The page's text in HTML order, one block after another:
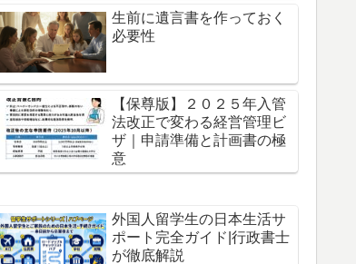
生前に遺言書を作っておく
必要性
【保尊版】２０２５年入管
法改正で変わる経営管理ビ
ザ｜申請準備と計画書の極
意
外国人留学生の日本生活サ
ポート完全ガイド|行政書士
が徹底解説